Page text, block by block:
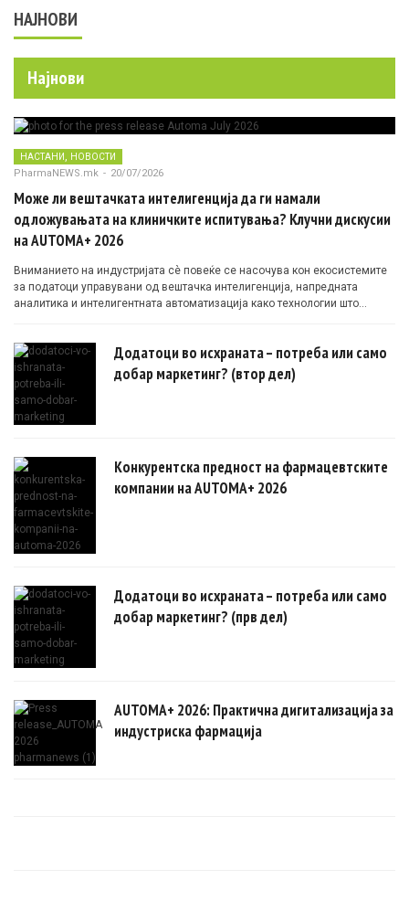
НАЈНОВИ
Најнови
НАСТАНИ НОВОСТИ
PharmaNEWS.mk - 20/07/2026
Може ли вештачката интелигенција да ги намали
одложувањата на клиничките испитувања? Клучни дискусии
на AUTOMA+ 2026
Вниманието на индустријата сè повеќе се насочува кон екосистемите
за податоци управувани од вештачка интелигенција, напредната
аналитика и интелигентната автоматизација како технологии што
Додатоци во исхраната – потреба или само
добар маркетинг? (втор дел)
Конкурентска предност на фармацевтските
компании на AUTOMA+ 2026
Додатоци во исхраната – потреба или само
добар маркетинг? (прв дел)
AUTOMA+ 2026: Практична дигитализација за
индустриска фармација